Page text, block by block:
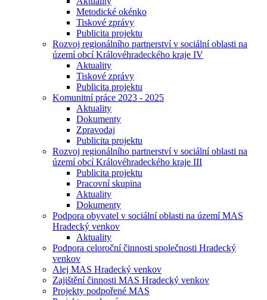
Metodické okénko
Tiskové zprávy
Publicita projektu
Rozvoj regionálního partnerství v sociální oblasti na
území obcí Královéhradeckého kraje IV
Aktuality
Tiskové zprávy
Publicita projektu
Komunitní práce 2023 - 2025
Aktuality
Dokumenty
Zpravodaj
Publicita projektu
Rozvoj regionálního partnerství v sociální oblasti na
území obcí Královéhradeckého kraje III
Publicita projektu
Pracovní skupina
Aktuality
Dokumenty
Podpora obyvatel v sociální oblasti na území MAS
Hradecký venkov
Aktuality
Podpora celoroční činnosti společnosti Hradecký
venkov
Alej MAS Hradecký venkov
Zajištění činnosti MAS Hradecký venkov
Projekty podpořené MAS